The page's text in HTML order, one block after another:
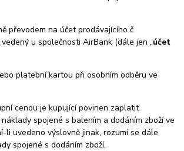
na účet prodávajícího č
u společnosti AirBank (dále jen „účet
platební kartou při osobním odběru ve
cenou je kupující povinen zaplatit
spojené s balením a dodáním zboží ve
li uvedeno výslovně jinak, rozumí se dále
spojené s dodáním zboží.